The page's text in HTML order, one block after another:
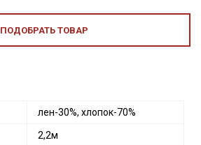
ПОДОБРАТЬ ТОВАР
лен-30%, хлопок-70%
2,2м